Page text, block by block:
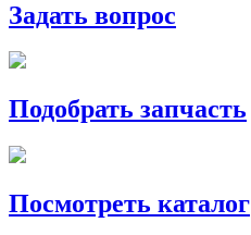
Задать вопрос
Подобрать запчасть
Посмотреть каталог